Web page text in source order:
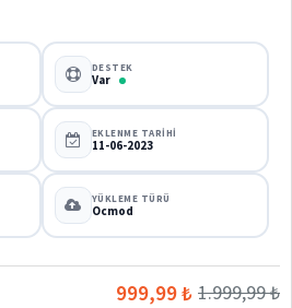
DESTEK
Var
EKLENME TARIHI
11-06-2023
YÜKLEME TÜRÜ
Ocmod
999,99 ₺ 1.999,99 ₺